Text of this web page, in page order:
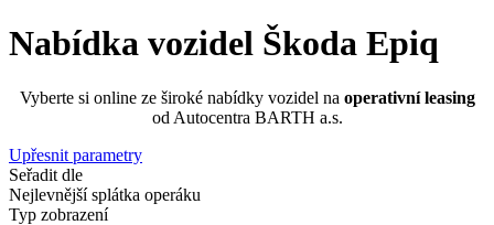
Nabídka vozidel Škoda Epiq
Vyberte si online ze široké nabídky vozidel na operativní leasing
od Autocentra BARTH a.s.
Upřesnit parametry
Seřadit dle
Nejlevnější splátka operáku
Typ zobrazení